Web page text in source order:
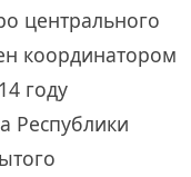
центрального
координатором
году
Республики